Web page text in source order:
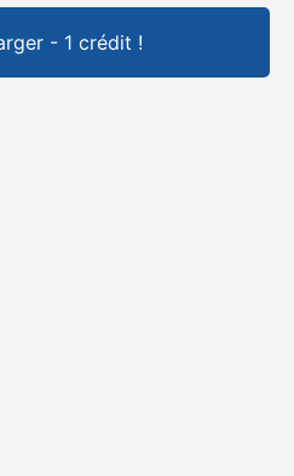
- 1 crédit !